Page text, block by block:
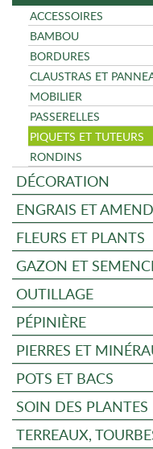
ACCESSOIRES
BAMBOU
BORDURES
CLAUSTRAS ET
MOBILIER
PASSERELLES
PIQUETS ET TUTEURS
RONDINS
DÉCORATION
ENGRAIS ET
FLEURS ET PLANTS
GAZON ET
OUTILLAGE
PÉPINIÈRE
PIERRES ET
POTS ET BACS
SOIN DES PLANTES
TERREAUX,